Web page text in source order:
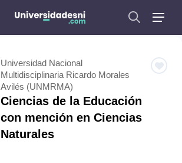
Universidad Nacional
Multidisciplinaria Ricardo Morales
Avilés (UNMRMA)
Ciencias de la Educación
con mención en Ciencias
Naturales